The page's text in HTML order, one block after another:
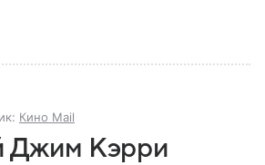
Кино Mail
Джим Кэрри